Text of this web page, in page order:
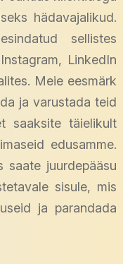
hädavajalikud.
sellistes
LinkedIn
Meie eesmärk
ja varustada teid
saaksite täielikult
edusamme.
saate juurdepääsu
sisule, mis
ja parandada